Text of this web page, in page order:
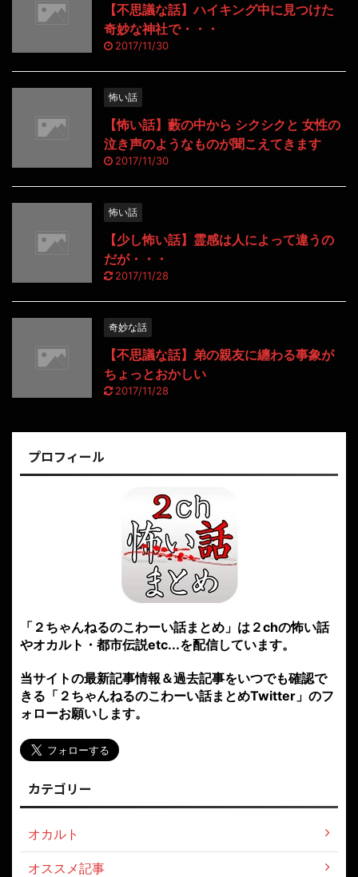
【不思議な話】ハイキング中に見つけた
奇妙な神社で・・・
2017/11/30
怖い話
【怖い話】藪の中から シクシクと 女性の
泣き声のようなものが聞こえてきます
2017/11/30
怖い話
【少し怖い話】霊感は人によって違うの
だが・・・
2017/11/28
奇妙な話
【不思議な話】弟の親友に纏わる事象が
ちょっとおかしい
2017/11/28
プロフィール
「２ちゃんねるのこわーい話まとめ」は２chの怖い話
やオカルト・都市伝説etc...を配信しています。
当サイトの最新記事情報＆過去記事をいつでも確認で
きる「２ちゃんねるのこわーい話まとめTwitter」のフ
ォローお願いします。
カテゴリー
オカルト
オススメ記事